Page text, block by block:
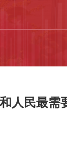
人民最需